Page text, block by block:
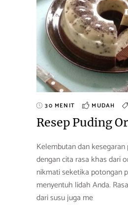
30 MENIT MUDAH
Resep Puding
Kelembutan dan kesegaran
dengan cita rasa khas dari
nikmati seketika potongan
menyentuh lidah Anda.
dari susu juga me